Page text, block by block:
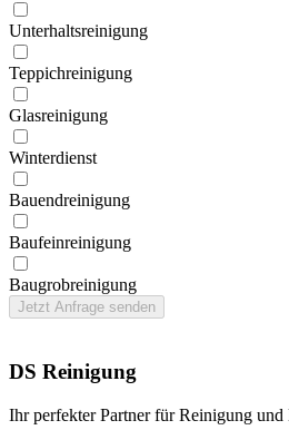
Unterhalts­reinigung
Teppich­reinigung
Glas­reinigung
Winter­dienst
Bauend­reinigung
Bau­feinreinigung
Baugrob­reinigung
Jetzt Anfrage senden
DS Reinigung
Ihr perfekter Partner für Reinigung und